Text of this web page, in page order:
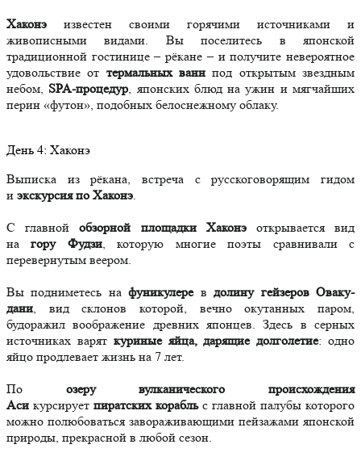
Хаконэ известен своими горячими источниками и
живописными видами. Вы поселитесь в японской
традиционной гостинице – рёкане – и получите невероятное
удовольствие от термальных ванн под открытым звездным
небом, SPA-процедур , японских блюд наужин и мягчайших
перин «футон», подобных белоснежному облаку.
День 4: Хаконэ
Выписка из рёкана, встреча с русскоговорящим гидом
и экскурсия по Хаконэ
С главнойобзорной площадки Хаконэоткрывается вид
нагору Фудзи, которую многие поэты сравнивали с
перевернутым веером.
Вы подниметесь нафуникулеревдолину гейзеров Оваку-
дани , вид склонов которой, вечно окутанных паром,
будоражил воображение древних японцев. Здесь в серных
источниках варят куриные яйца, дарящие долголетие: одно
яйцо продлевает жизнь на 7 лет.
По озеру вулканического происхождения
Аси курсирует пиратских корабльс главной палубы которого
можно полюбоваться завораживающими пейзажами японской
природы, прекрасной в любой сезон.